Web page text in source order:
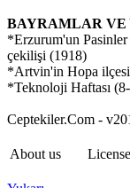
BAYRAMLAR
*Erzurum'un
çekilişi (1918)
*Artvin'in Hopa
*Teknoloji Haftası
Ceptekiler.Com -
About us License